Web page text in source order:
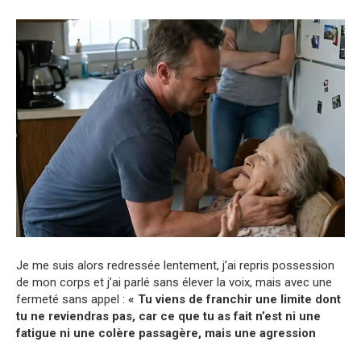
Je me suis alors redressée lentement, j’ai repris possession
de mon corps et j’ai parlé sans élever la voix, mais avec une
fermeté sans appel : « Tu viens de franchir une limite dont
tu ne reviendras pas, car ce que tu as fait n’est ni une
fatigue ni une colère passagère, mais une agression